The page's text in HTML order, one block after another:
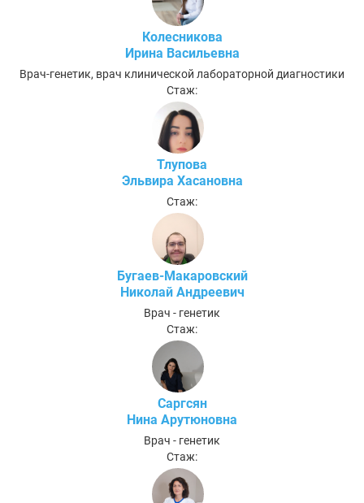
Колесникова
Ирина Васильевна
Врач-генетик, врач клинической лабораторной диагностики
Стаж:
Тлупова
Эльвира Хасановна
Стаж:
Бугаев-Макаровский
Николай Андреевич
Врач - генетик
Стаж:
Саргсян
Нина Арутюновна
Врач - генетик
Стаж: